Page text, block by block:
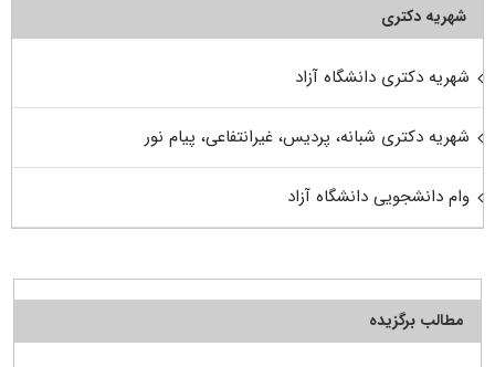
شهریه دکتری
شهریه دکتری دانشگاه آزاد
شهریه دکتری شبانه، پردیس، غیرانتفاعی، پیام نور
وام دانشجویی دانشگاه آزاد
مطالب برگزیده